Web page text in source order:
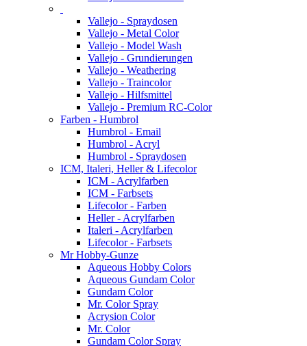
Vallejo - Spraydosen
Vallejo - Metal Color
Vallejo - Model Wash
Vallejo - Grundierungen
Vallejo - Weathering
Vallejo - Traincolor
Vallejo - Hilfsmittel
Vallejo - Premium RC-Color
Farben - Humbrol
Humbrol - Email
Humbrol - Acryl
Humbrol - Spraydosen
ICM, Italeri, Heller & Lifecolor
ICM - Acrylfarben
ICM - Farbsets
Lifecolor - Farben
Heller - Acrylfarben
Italeri - Acrylfarben
Lifecolor - Farbsets
Mr Hobby-Gunze
Aqueous Hobby Colors
Aqueous Gundam Color
Gundam Color
Mr. Color Spray
Acrysion Color
Mr. Color
Gundam Color Spray